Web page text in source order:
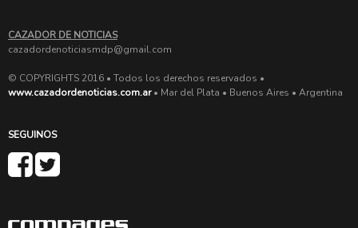
CAZADOR DE NOTICIAS
cazadordenoticiasmdp@gmail.com
© COPYRIGHTS 2016 • Todos los derechos reservados •
www.cazadordenoticias.com.ar• Mar del Plata • Buenos Aires • Argentina
SEGUINOS